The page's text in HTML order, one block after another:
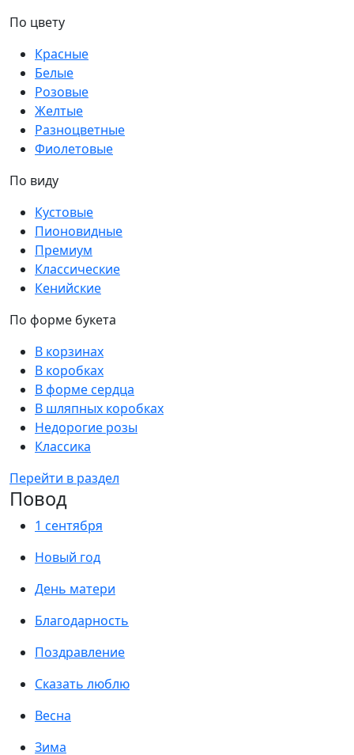
По цвету
Красные
Белые
Розовые
Желтые
Разноцветные
Фиолетовые
По виду
Кустовые
Пионовидные
Премиум
Классические
Кенийские
По форме букета
В корзинах
В коробках
В форме сердца
В шляпных коробках
Недорогие розы
Классика
Перейти в раздел
Повод
1 сентября
Новый год
День матери
Благодарность
Поздравление
Сказать люблю
Весна
Зима